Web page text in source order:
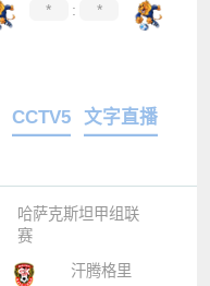
* :
*
CCTV5 文字直播
哈萨克斯坦甲组联
赛
汗腾格里